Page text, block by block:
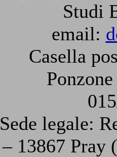
Studi
email:
Casella
Sede legale:
– 13867 Pray